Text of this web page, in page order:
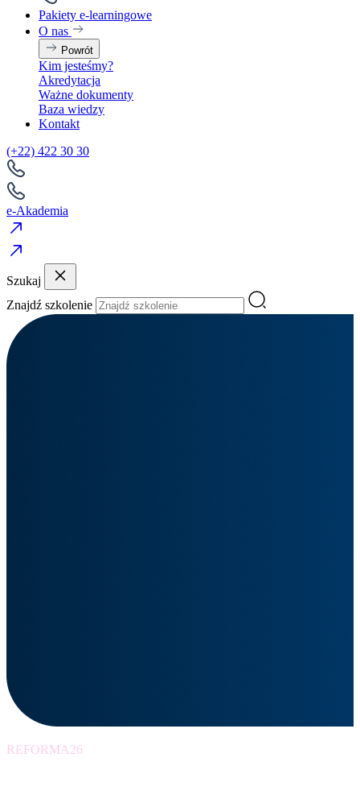
Pakiety e-learningowe
O nas
Powrót
Kim jesteśmy?
Akredytacja
Ważne dokumenty
Baza wiedzy
Kontakt
(+22) 422 30 30
e-Akademia
Szukaj
Znajdź szkolenie
REFORMA26